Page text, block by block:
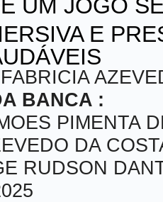
UM JOGO
E
FABRICIA
BANCA :
PIMENTA
DA
RUDSON